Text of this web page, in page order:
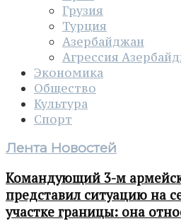
Грузия
Турция
Азербайджан
Агрессия
Экономика
Общество
Культура
Спорт
Лента Новостей
Командующий 3-м
представил ситуацию на
участке границы: она